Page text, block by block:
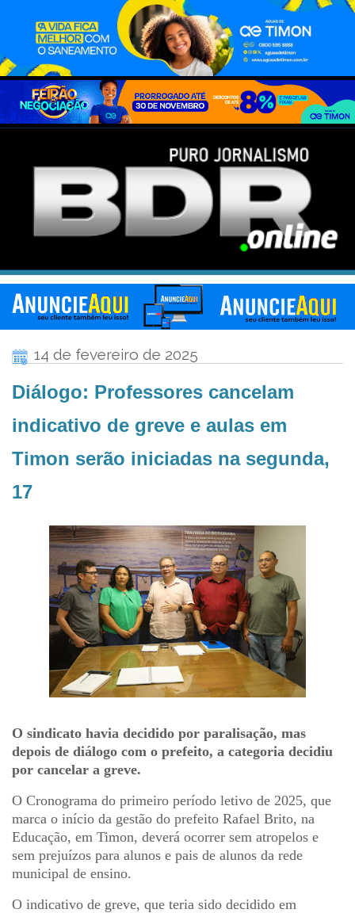
14 de fevereiro de 2025
Diálogo: Professores cancelam
indicativo de greve e aulas em
Timon serão iniciadas na segunda,
17
O sindicato havia decidido por paralisação, mas
depois de diálogo com o prefeito, a categoria decidiu
por cancelar a greve.
O Cronograma do primeiro período letivo de 2025, que
marca o início da gestão do prefeito Rafael Brito, na
Educação, em Timon, deverá ocorrer sem atropelos e
sem prejuízos para alunos e pais de alunos da rede
municipal de ensino.
O indicativo de greve, que teria sido decidido em